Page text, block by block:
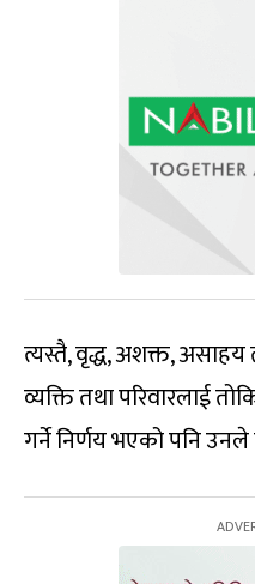
त्यस्तै, वृद्ध, अशक्त,
व्यक्ति तथा परिवारलाई
गर्ने निर्णय भएको पनि उनले